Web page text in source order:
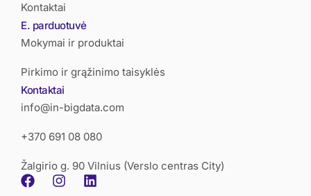
Kontaktai
E. parduotuvė
Mokymai ir produktai
Pirkimo ir grąžinimo taisyklės
Kontaktai
info@in-bigdata.com
+370 691 08 080
Žalgirio g. 90 Vilnius (Verslo centras City)